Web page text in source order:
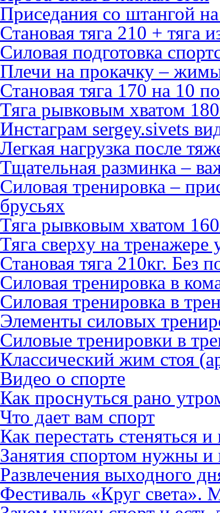
Приседания со штангой
Становая тяга 210 + тяга
Силовая подготовка
Плечи на прокачку –
Становая тяга 170 на 10
Тяга рывковым хватом
Инстаграм sergey.sivets
Легкая нагрузка после
Тщательная разминка –
Силовая тренировка –
брусьях
Тяга рывковым хватом
Тяга сверху на
Становая тяга 210кг. Без
Силовая тренировка в
Силовая тренировка в
Элементы силовых
Силовые тренировки в
Классический жим стоя
Видео о спорте
Как проснуться рано
Что дает вам спорт
Как перестать стеняться
Занятия спортом нужны и
Развлечения выходного
Фестиваль «Круг света».